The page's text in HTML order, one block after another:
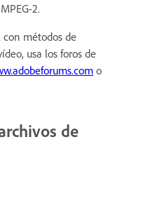
2.
métodos de
usa los foros de
o
de